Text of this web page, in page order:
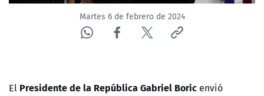
Martes 6 de febrero de 2024
El Presidente de la República Gabriel Boric envió